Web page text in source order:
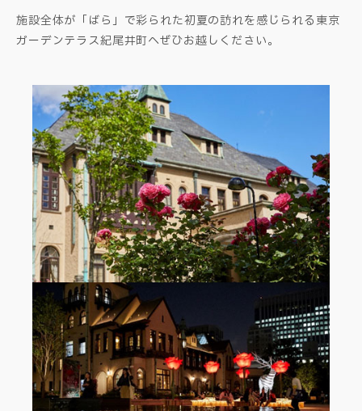
施設全体が「ばら」で彩られた初夏の訪れを感じられる東京
ガーデンテラス紀尾井町へぜひお越しください。